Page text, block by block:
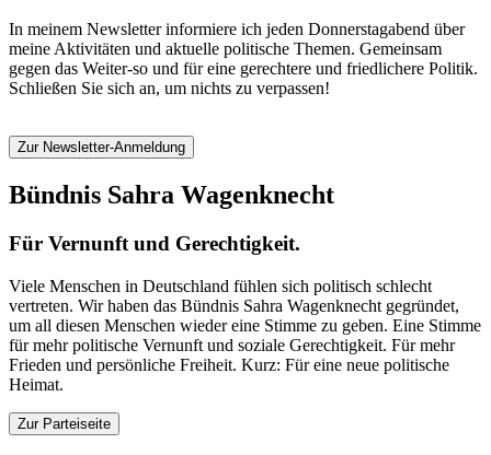
In meinem Newsletter informiere ich jeden Donnerstagabend über
meine Aktivitäten und aktuelle politische Themen. Gemeinsam
gegen das Weiter-so und für eine gerechtere und friedlichere Politik.
Schließen Sie sich an, um nichts zu verpassen!
Zur Newsletter-Anmeldung
Bündnis Sahra Wagenknecht
Für Vernunft und Gerechtigkeit.
Viele Menschen in Deutschland fühlen sich politisch schlecht
vertreten. Wir haben das Bündnis Sahra Wagenknecht gegründet,
um all diesen Menschen wieder eine Stimme zu geben. Eine Stimme
für mehr politische Vernunft und soziale Gerechtigkeit. Für mehr
Frieden und persönliche Freiheit. Kurz: Für eine neue politische
Heimat.
Zur Parteiseite